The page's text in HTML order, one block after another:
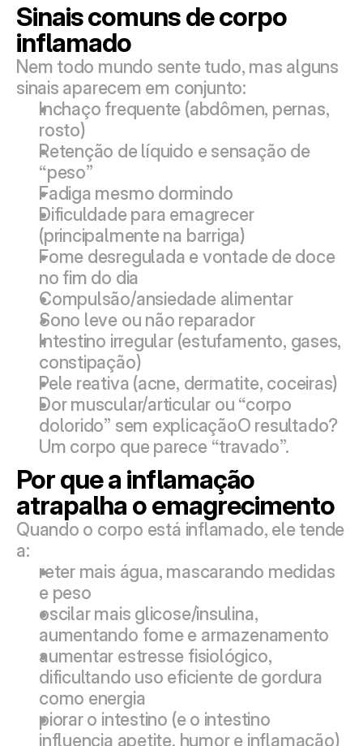
Sinais comuns de corpo
inflamado
Nem todo mundo sente tudo, mas alguns
sinais aparecem em conjunto:
Inchaço frequente (abdômen, pernas,
rosto)
Retenção de líquido e sensação de
“peso”
Fadiga mesmo dormindo
Dificuldade para emagrecer
(principalmente na barriga)
Fome desregulada e vontade de doce
no fim do dia
Compulsão/ansiedade alimentar
Sono leve ou não reparador
Intestino irregular (estufamento, gases,
constipação)
Pele reativa (acne, dermatite, coceiras)
Dor muscular/articular ou “corpo
dolorido” sem explicaçãoO resultado?
Um corpo que parece “travado”.
Por que a inflamação
atrapalha o emagrecimento
Quando o corpo está inflamado, ele tende
a:
reter mais água, mascarando medidas
e peso
oscilar mais glicose/insulina,
aumentando fome e armazenamento
aumentar estresse fisiológico,
dificultando uso eficiente de gordura
como energia
piorar o intestino (e o intestino
influencia apetite, humor e inflamação)